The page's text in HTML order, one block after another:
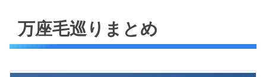
万座毛巡りまとめ